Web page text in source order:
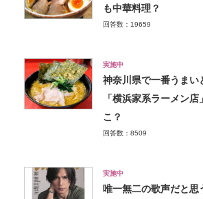
も中華料理？
回答数：19659
実施中
神奈川県で一番うまい
「横浜家系ラーメン店
こ？
回答数：8509
実施中
唯一無二の歌声だと思